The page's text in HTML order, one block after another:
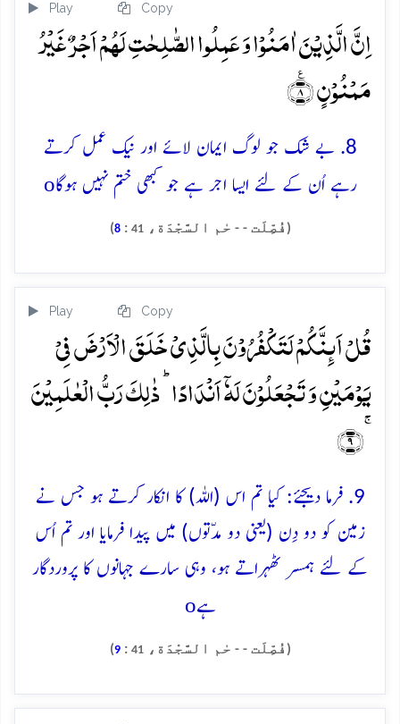
Play Copy
اِنَّ الَّذِیۡنَ اٰمَنُوۡا وَ عَمِلُوا الصّٰلِحٰتِ لَہُمۡ اَجۡرٌ غَیۡرُ
مَمۡنُوۡنٍ ٪﴿۸﴾
8. بے شک جو لوگ ایمان لائے اور نیک عمل کرتے
رہے اُن کے لئے ایسا اجر ہے جو کبھی ختم نہیں ہوگاo
(فُصِّلَت - - حٰم السَّجْدَة،41
:
8
)
Play Copy
قُلۡ اَئِنَّکُمۡ لَتَکۡفُرُوۡنَ بِالَّذِیۡ خَلَقَ الۡاَرۡضَ فِیۡ
یَوۡمَیۡنِ وَ تَجۡعَلُوۡنَ لَہٗۤ اَنۡدَادًا ؕ ذٰلِکَ رَبُّ الۡعٰلَمِیۡنَ
ۚ﴿۹﴾
9. فرما دیجئے: کیا تم اس (اللہ) کا انکار کرتے ہو جس نے
زمین کو دو دِن (یعنی دو مدّتوں) میں پیدا فرمایا اور تم اُس
کے لئے ہمسر ٹھہراتے ہو، وہی سارے جہانوں کا پروردگار
ہےo
(فُصِّلَت - - حٰم السَّجْدَة،41
:
9
)